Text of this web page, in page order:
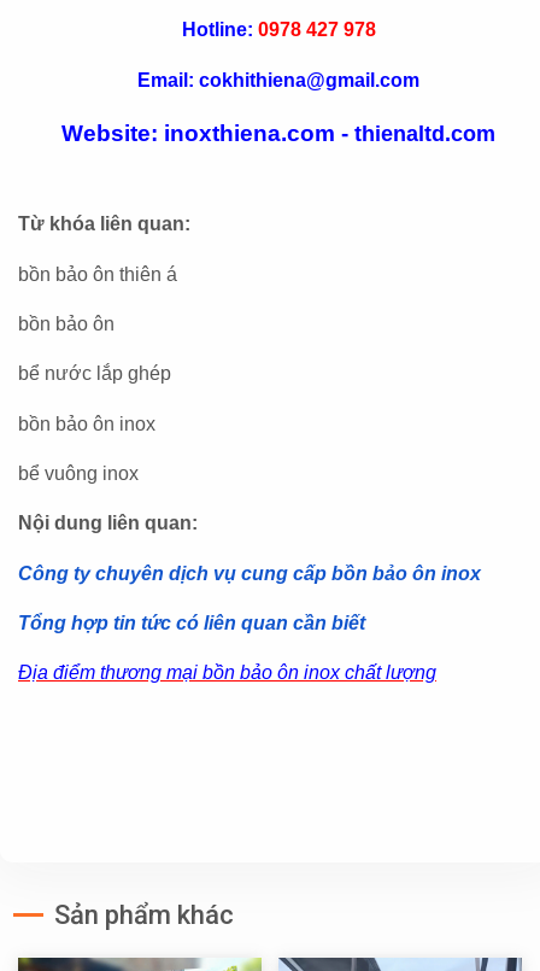
Hotline: 0978 427 978
Email: cokhithiena@gmail.com
Website: inoxthiena.com - thienaltd.com
Từ khóa liên quan:
bồn bảo ôn thiên á
bồn bảo ôn
bể nước lắp ghép
bồn bảo ôn inox
bể vuông inox
Nội dung liên quan:
Công ty chuyên dịch vụ cung cấp bồn bảo ôn inox
Tổng hợp tin tức có liên quan cần biết
Địa điểm thương mại bồn bảo ôn inox chất lượng
Sản phẩm khác